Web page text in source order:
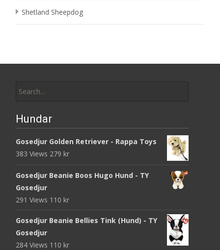
Shetland Sheepdog
for:
Hundar
Gosedjur Golden Retriever - Rappa Toys
383 Views 279 kr
Gosedjur Beanie Boos Hugo Hund - TY
Gosedjur
291 Views 110 kr
Gosedjur Beanie Bellies Tink (Hund) - TY
Gosedjur
284 Views 110 kr